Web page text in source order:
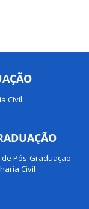
Civil
Pós-Graduação
Civil